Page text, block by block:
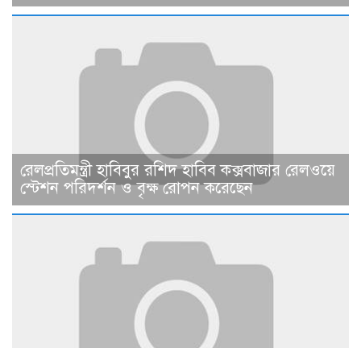
রেলপ্রতিমন্ত্রী হাবিবুর রশিদ হাবিব কক্সবাজার রেলওয়ে
স্টেশন পরিদর্শন ও বৃক্ষ রোপন করেছেন